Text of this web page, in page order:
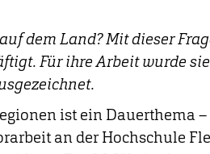
dem Land? Mit dieser
Für ihre Arbeit wurde
ist ein Dauerthema –
an der Hochschule